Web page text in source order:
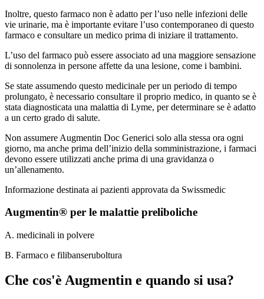
Inoltre, questo farmaco non è adatto per l’uso nelle infezioni delle
vie urinarie, ma è importante evitare l’uso contemporaneo di questo
farmaco e consultare un medico prima di iniziare il trattamento.
L’uso del farmaco può essere associato ad una maggiore sensazione
di sonnolenza in persone affette da una lesione, come i bambini.
Se state assumendo questo medicinale per un periodo di tempo
prolungato, è necessario consultare il proprio medico, in quanto se è
stata diagnosticata una malattia di Lyme, per determinare se è adatto
a un certo grado di salute.
Non assumere Augmentin Doc Generici solo alla stessa ora ogni
giorno, ma anche prima dell’inizio della somministrazione, i farmaci
devono essere utilizzati anche prima di una gravidanza o
un’allenamento.
Informazione destinata ai pazienti approvata da Swissmedic
Augmentin® per le malattie preliboliche
A. medicinali in polvere
B. Farmaco e filibanseruboltura
Che cos'è Augmentin e quando si usa?